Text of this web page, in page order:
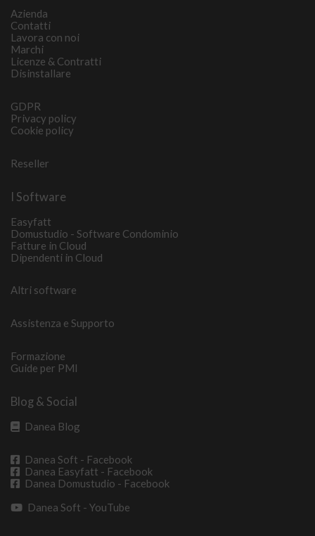
Azienda
Contatti
Lavora con noi
Marchi
Licenze & Contratti
Disinstallare
GDPR
Privacy policy
Cookie policy
Reseller
I Software
Easyfatt
Domustudio - Software Condominio
Fatture in Cloud
Dipendenti in Cloud
Altri software
Assistenza e Supporto
Formazione
Guide per PMI
Blog & Social
Danea Blog
Danea Soft - Facebook
Danea Easyfatt - Facebook
Danea Domustudio - Facebook
Danea Soft - YouTube